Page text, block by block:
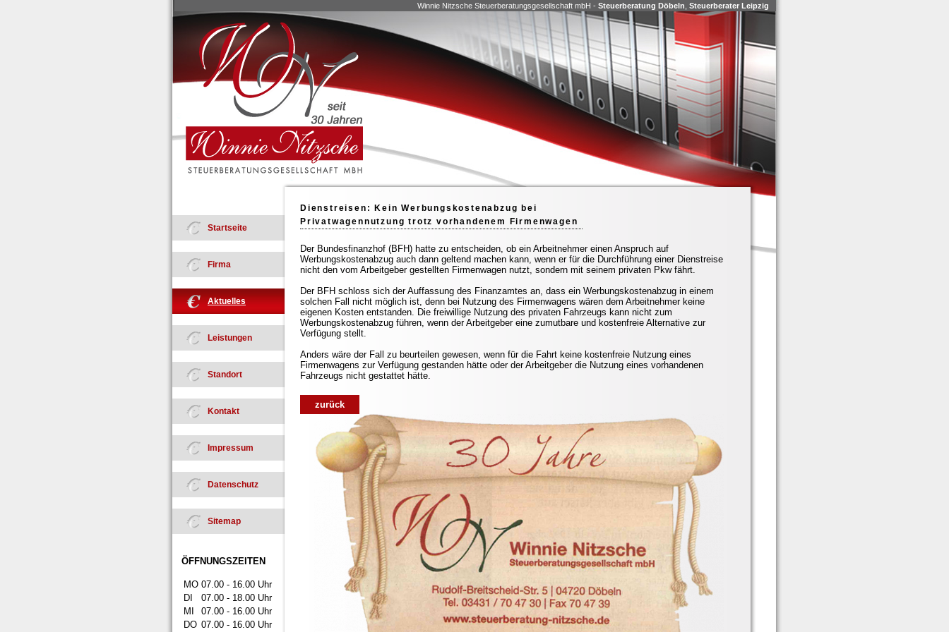
Winnie Nitzsche Steuerberatungsgesellschaft mbH - Steuerberatung Döbeln Steuerberater Leipzig
Startseite
Firma
Aktuelles
Leistungen
Standort
Kontakt
Impressum
Datenschutz
Sitemap
ÖFFNUNGSZEITEN
MO 07.00 - 16.00 Uhr
DI
07.00 - 18.00 Uhr
MI
07.00 - 16.00 Uhr
DO 07.00 - 16.00 Uhr
Dienstreisen: Kein Werbungskostenabzug bei
Privatwagennutzung trotz vorhandenem Firmenwagen
Der Bundesfinanzhof (BFH) hatte zu entscheiden, ob ein Arbeitnehmer einen Anspruch auf
Werbungskostenabzug auch dann geltend machen kann, wenn er für die Durchführung einer Dienstreise
nicht den vom Arbeitgeber gestellten Firmenwagen nutzt, sondern mit seinem privaten Pkw fährt.
Der BFH schloss sich der Auffassung des Finanzamtes an, dass ein Werbungskostenabzug in einem
solchen Fall nicht möglich ist, denn bei Nutzung des Firmenwagens wären dem Arbeitnehmer keine
eigenen Kosten entstanden. Die freiwillige Nutzung des privaten Fahrzeugs kann nicht zum
Werbungskostenabzug führen, wenn der Arbeitgeber eine zumutbare und kostenfreie Alternative zur
Verfügung stellt.
Anders wäre der Fall zu beurteilen gewesen, wenn für die Fahrt keine kostenfreie Nutzung eines
Firmenwagens zur Verfügung gestanden hätte oder der Arbeitgeber die Nutzung eines vorhandenen
Fahrzeugs nicht gestattet hätte.
zurück